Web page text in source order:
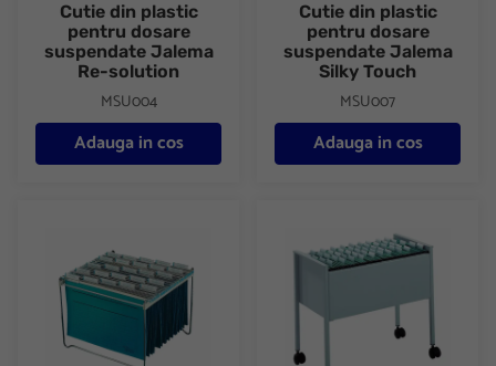
Cutie din plastic
pentru dosare
suspendate Jalema
Re-solution
MSU004
Adauga in cos
Cutie din plastic
pentru dosare
suspendate Jalema
Silky Touch
MSU007
Adauga in cos
Cadru metalic pentru 40 dosare suspendate Durable
Carucior pentru 80 dosare